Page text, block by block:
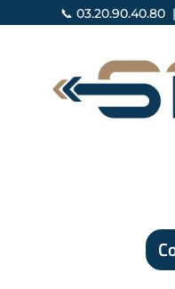
📞 03.20.90.40.80|